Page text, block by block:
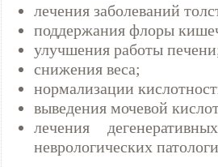
лечения заболеваний
поддержания флоры
улучшения работы
снижения веса;
нормализации
выведения мочевой
лечения
неврологических